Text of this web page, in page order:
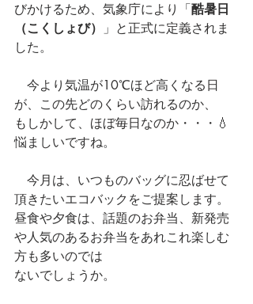
びかけるため、気象庁により「酷暑日
（こくしょび）
」と正式に定義されま
した。
今より気温が10℃ほど高くなる日
が、この先どのくらい訪れるのか、
もしかして、ほぼ毎日なのか・・・💧
悩ましいですね。
今月は、いつものバッグに忍ばせて
頂きたいエコバックをご提案します。
昼食や夕食は、話題のお弁当、新発売
や人気のあるお弁当をあれこれ楽しむ
方も多いのでは
ないでしょうか。